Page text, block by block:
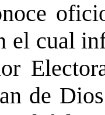
el cual
de